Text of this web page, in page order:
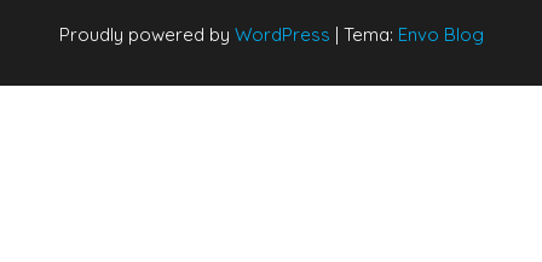
Proudly powered by WordPress | Tema: Envo Blog